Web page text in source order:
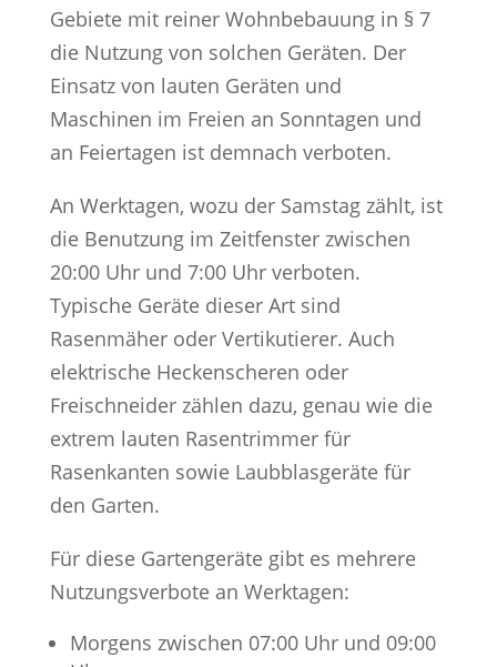
Gebiete mit reiner Wohnbebauung in § 7
die Nutzung von solchen Geräten. Der
Einsatz von lauten Geräten und
Maschinen im Freien an Sonntagen und
an Feiertagen ist demnach verboten.
An Werktagen, wozu der Samstag zählt, ist
die Benutzung im Zeitfenster zwischen
20:00 Uhr und 7:00 Uhr verboten.
Typische Geräte dieser Art sind
Rasenmäher oder Vertikutierer. Auch
elektrische Heckenscheren oder
Freischneider zählen dazu, genau wie die
extrem lauten Rasentrimmer für
Rasenkanten sowie Laubblasgeräte für
den Garten.
Für diese Gartengeräte gibt es mehrere
Nutzungsverbote an Werktagen:
Morgens zwischen 07:00 Uhr und 09:00